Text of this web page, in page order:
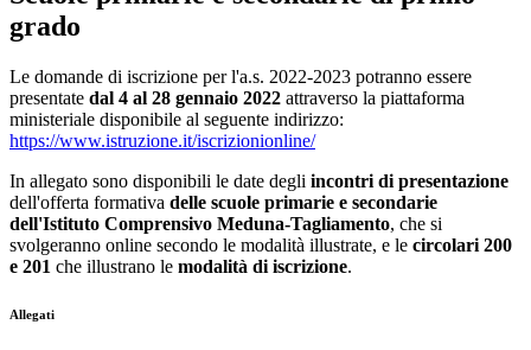
grado
Le domande di iscrizione per l'a.s. 2022-2023 potranno essere
presentate dal 4 al 28 gennaio 2022 attraverso la piattaforma
ministeriale disponibile al seguente indirizzo:
https://www.istruzione.it/iscrizionionline/
In allegato sono disponibili le date degli incontri di presentazione
dell'offerta formativa delle scuole primarie e secondarie
dell'Istituto Comprensivo Meduna-Tagliamento, che si
svolgeranno online secondo le modalità illustrate, e le circolari 200
e 201 che illustrano le modalità di iscrizione.
Allegati